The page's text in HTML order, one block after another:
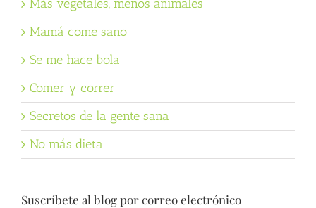
Más vegetales, menos animales
Mamá come sano
Se me hace bola
Comer y correr
Secretos de la gente sana
No más dieta
Suscríbete al blog por correo electrónico